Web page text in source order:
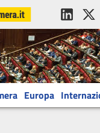
Europa